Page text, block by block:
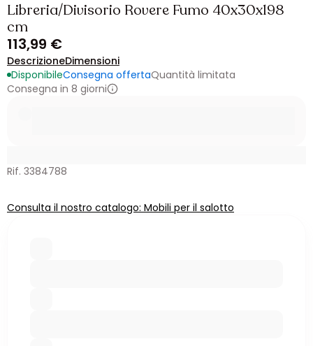
Libreria/Divisorio Rovere Fumo 40x30x198
cm
113,99 €
DescrizioneDimensioni
DisponibileConsegna offertaQuantità limitata
Consegna in 8 giorni
Rif. 3384788
Consulta il nostro catalogo: Mobili per il salotto